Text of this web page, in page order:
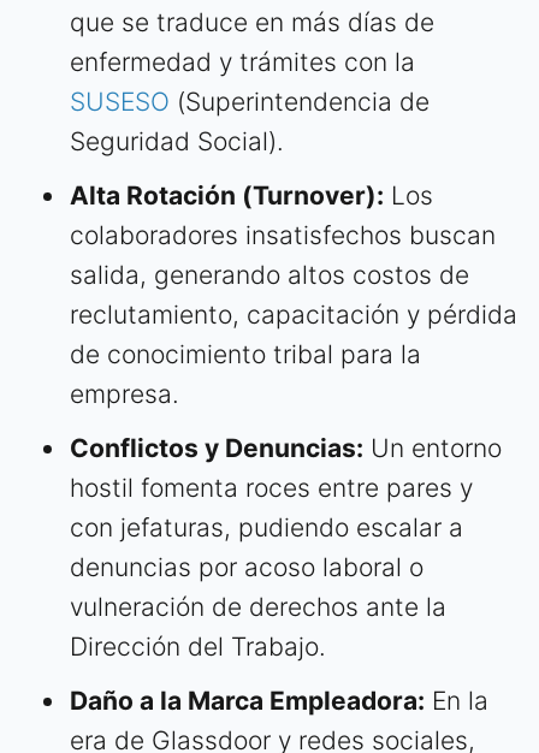
que se traduce en más días de
enfermedad y trámites con la
SUSESO (Superintendencia de
Seguridad Social).
Alta Rotación (Turnover): Los
colaboradores insatisfechos buscan
salida, generando altos costos de
reclutamiento, capacitación y pérdida
de conocimiento tribal para la
empresa.
Conflictos y Denuncias: Un entorno
hostil fomenta roces entre pares y
con jefaturas, pudiendo escalar a
denuncias por acoso laboral o
vulneración de derechos ante la
Dirección del Trabajo.
Daño a la Marca Empleadora: En la
era de Glassdoor y redes sociales,